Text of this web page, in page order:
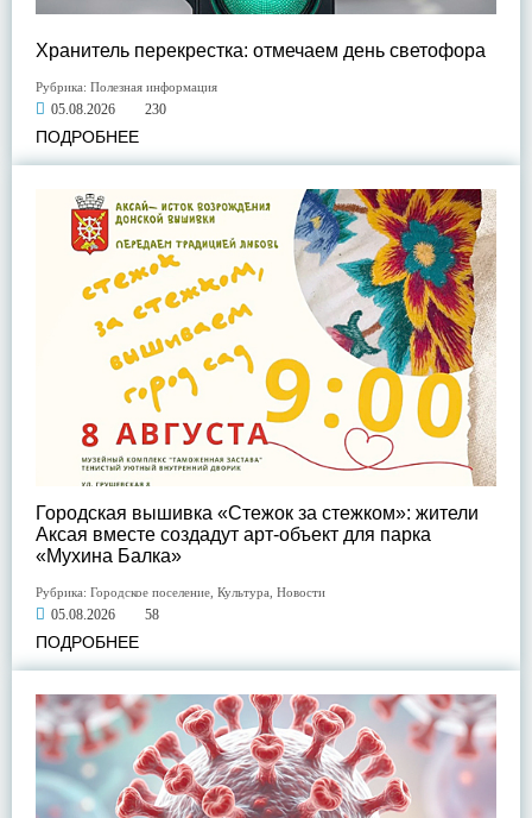
Хранитель перекрестка: отмечаем день светофора
Рубрика: Полезная информация
05.08.2026 230
ПОДРОБНЕЕ
Городская вышивка «Стежок за стежком»: жители
Аксая вместе создадут арт-объект для парка
«Мухина Балка»
Рубрика: Городское поселение Культура Новости
05.08.2026 58
ПОДРОБНЕЕ